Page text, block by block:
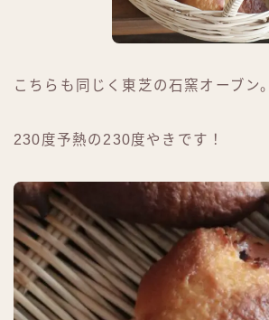
こちらも同じく東芝の石窯オーブン。
230度予熱の230度やきです！